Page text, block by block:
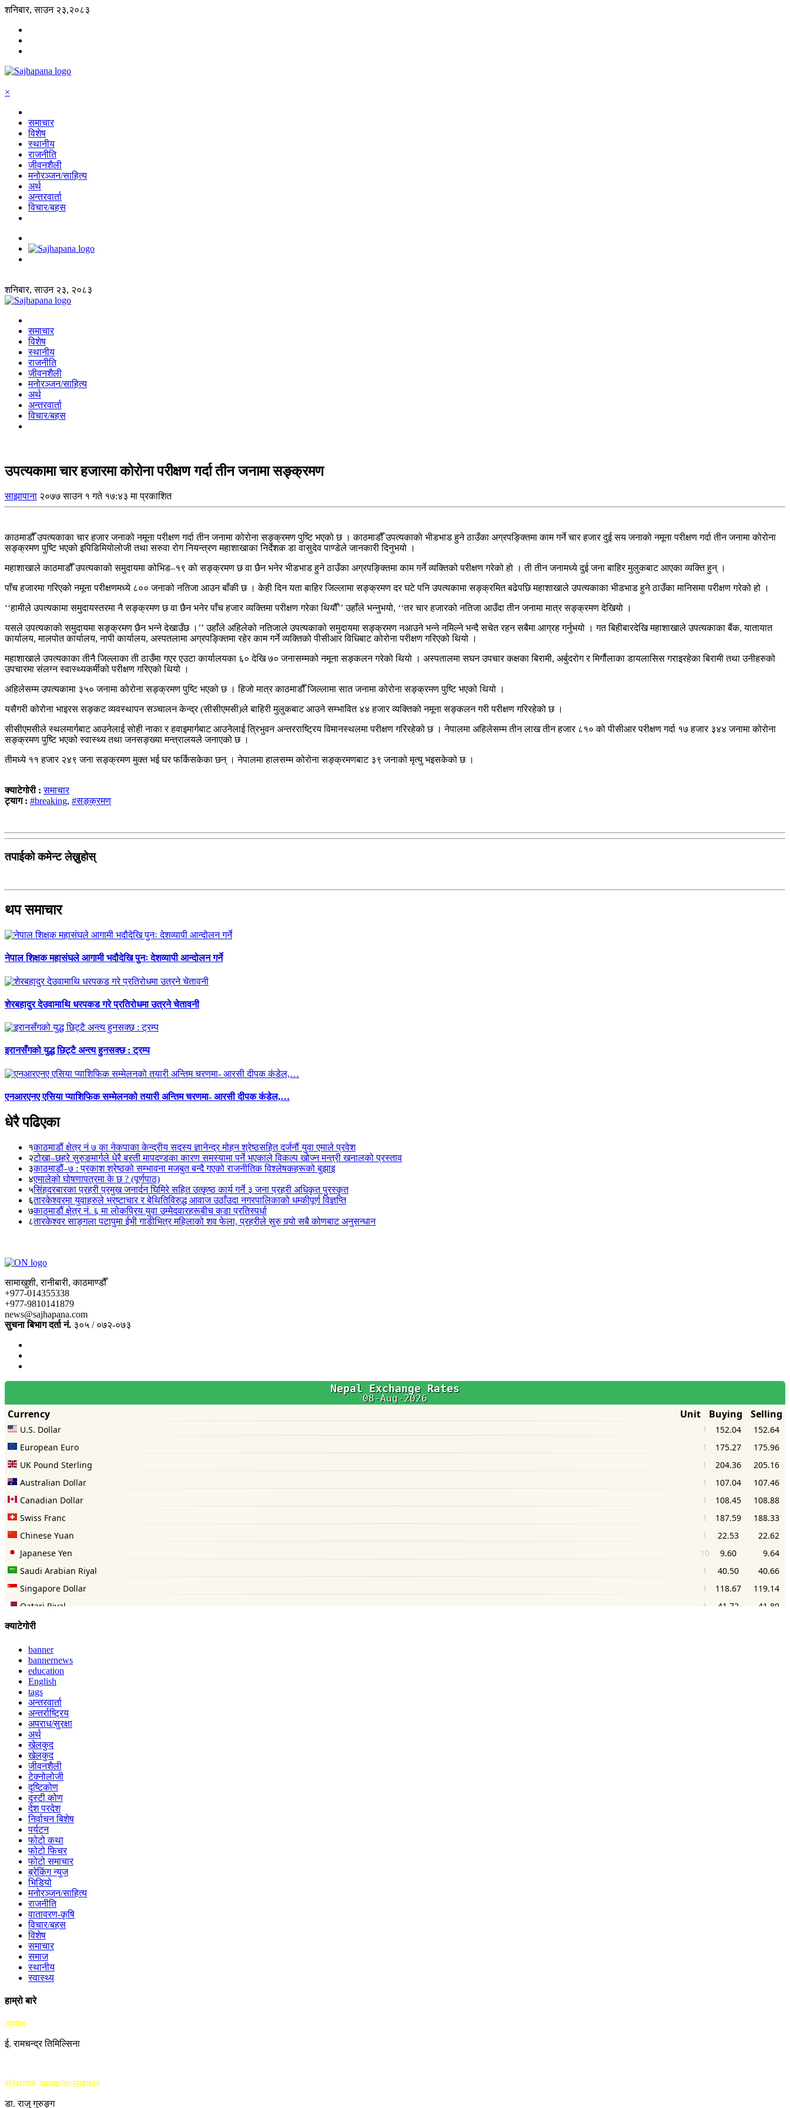
शनिबार, साउन २३,२०८३
×
समाचार
विशेष
स्थानीय
राजनीति
जीवनशैली
मनोरञ्जन/साहित्य
अर्थ
अन्तरवार्ता
विचार/बहस
शनिबार, साउन २३, २०८३
समाचार
विशेष
स्थानीय
राजनीति
जीवनशैली
मनोरञ्जन/साहित्य
अर्थ
अन्तरवार्ता
विचार/बहस
उपत्यकामा चार हजारमा कोरोना परीक्षण गर्दा तीन जनामा सङ्क्रमण
साझापाना २०७७ साउन १ गते १७:४३ मा प्रकाशित
काठमाडौँ उपत्यकाका चार हजार जनाको नमूना परीक्षण गर्दा तीन जनामा कोरोना सङ्क्रमण पुष्टि भएको छ । काठमाडौँ उपत्यकाको भीडभाड हुने ठाउँका अग्रपङ्क्तिमा काम गर्ने चार हजार दुई सय जनाको नमूना परीक्षण गर्दा तीन जनामा कोरोना
सङ्क्रमण पुष्टि भएको इपिडिमियोलोजी तथा सरुवा रोग नियन्त्रण महाशाखाका निर्देशक डा वासुदेव पाण्डेले जानकारी दिनुभयो ।
महाशाखाले काठमाडौँ उपत्यकाको समुदायमा कोभिड–१९ को सङ्क्रमण छ वा छैन भनेर भीडभाड हुने ठाउँका अग्रपङ्क्तिमा काम गर्ने व्यक्तिको परीक्षण गरेको हो । ती तीन जनामध्ये दुई जना बाहिर मुलुकबाट आएका व्यक्ति हुन् ।
पाँच हजारमा गरिएको नमूना परीक्षणमध्ये ८०० जनाको नतिजा आउन बाँकी छ । केही दिन यता बाहिर जिल्लामा सङ्क्रमण दर घटे पनि उपत्यकामा सङ्क्रमित बढेपछि महाशाखाले उपत्यकाका भीडभाड हुने ठाउँका मानिसमा परीक्षण गरेको हो ।
‘‘हामीले उपत्यकामा समुदायस्तरमा नै सङ्क्रमण छ वा छैन भनेर पाँच हजार व्यक्तिमा परीक्षण गरेका थियौँ’’ उहाँले भन्नुभयो, ‘‘तर चार हजारको नतिजा आउँदा तीन जनामा मात्र सङ्क्रमण देखियो ।
यसले उपत्यकाको समुदायमा सङ्क्रमण छैन भन्ने देखाउँछ ।’’ उहाँले अहिलेको नतिजाले उपत्यकाको समुदायमा सङ्क्रमण नआउने भन्ने नमिल्ने भन्दै सचेत रहन सबैमा आग्रह गर्नुभयो । गत बिहीबारदेखि महाशाखाले उपत्यकाका बैंक, यातायात
कार्यालय, मालपोत कार्यालय, नापी कार्यालय, अस्पतलामा अग्रपङ्क्तिमा रहेर काम गर्ने व्यक्तिको पीसीआर विधिबाट कोरोना परीक्षण गरिएको थियो ।
महाशाखाले उपत्यकाका तीनै जिल्लाका ती ठाउँमा गएर एउटा कार्यालयका ६० देखि ७० जनासम्मको नमूना सङ्कलन गरेको थियो । अस्पतालमा सघन उपचार कक्षका बिरामी, अर्बुदरोग र मिर्गौलाका डायलासिस गराइरहेका बिरामी तथा उनीहरुको
उपचारमा संलग्न स्वास्थ्यकर्मीको परीक्षण गरिएको थियो ।
अहिलेसम्म उपत्यकामा ३५० जनामा कोरोना सङ्क्रमण पुष्टि भएको छ । हिजो मात्र काठमाडौँ जिल्लामा सात जनामा कोरोना सङ्क्रमण पुष्टि भएको थियो ।
यसैगरी कोरोना भाइरस सङ्कट व्यवस्थापन सञ्चालन केन्द्र (सीसीएमसी)ले बाहिरी मुलुकबाट आउने सम्भावित ४४ हजार व्यक्तिको नमूना सङ्कलन गरी परीक्षण गरिरहेको छ ।
सीसीएमसीले स्थलमार्गबाट आउनेलाई सोही नाका र हवाइमार्गबाट आउनेलाई त्रिभुवन अन्तरराष्ट्रिय विमानस्थलमा परीक्षण गरिरहेको छ । नेपालमा अहिलेसम्म तीन लाख तीन हजार ८१० को पीसीआर परीक्षण गर्दा १७ हजार ३४४ जनामा कोरोना
सङ्क्रमण पुष्टि भएको स्वास्थ्य तथा जनसङ्ख्या मन्त्रालयले जनाएको छ ।
तीमध्ये ११ हजार २४९ जना सङ्क्रमण मुक्त भई घर फर्किसकेका छन् । नेपालमा हालसम्म कोरोना सङ्क्रमणबाट ३९ जनाको मृत्यु भइसकेको छ ।
क्याटेगोरी :समाचार
ट्याग : #breaking, #सङ्क्रमण
तपाईको कमेन्ट लेख्नुहोस्
थप समाचार
नेपाल शिक्षक महासंघले आगामी भदौदेखि पुनः देशव्यापी आन्दोलन गर्ने
शेरबहादुर देउवामाथि धरपकड गरे प्रतिरोधमा उत्रने चेतावनी
इरानसँगको युद्ध छिट्टै अन्त्य हुनसक्छ : ट्रम्प
एनआरएनए एसिया प्याशिफिक सम्मेलनको तयारी अन्तिम चरणमा- आरसी दीपक कंडेल,…
धेरै पढिएका
१काठमाडौं क्षेत्र नं ७ का नेकपाका केन्द्रीय सदस्य ज्ञानेन्द्र मोहन श्रेष्ठसहित दर्जनौं युवा एमाले प्रवेश
२टोखा–छहरे सुरुङमार्गले धेरै बस्ती मापदण्डका कारण समस्यामा पर्ने भएकाले विकल्प खोज्न मन्त्री खनालको प्रस्ताव
३काठमाडौं–७ : प्रकाश श्रेष्ठको सम्भावना मजबुत बन्दै गएको राजनीतिक विश्लेषकहरूको बुझाइ
४एमालेको घोषणापत्रमा के छ ? (पूर्णपाठ)
५सिंहदरबारका प्रहरी प्रमुख जनार्दन घिमिरे सहित उत्कृष्ठ कार्य गर्ने ३ जना प्रहरी अधिकृत पुरस्कृत
६तारकेश्वरमा युवाहरुले भ्रष्टाचार र बेथितिविरुद्ध आवाज उठाँउदा नगरपालिकाको धम्कीपूर्ण विज्ञप्ति
७काठमाडौं क्षेत्र नं. ६ मा लोकप्रिय युवा उम्मेदवारहरूबीच कडा प्रतिस्पर्धा
८तारकेश्वर साङ्गला पटापुमा ईभी गाडीभित्र महिलाको शव फेला, प्रहरीले सुरु गर्‍यो सबै कोणबाट अनुसन्धान
सामाखुशी, रानीबारी, काठमाण्डौँ
+977-014355338
+977-9810141879
news@sajhapana.com
सुचना बिभाग दर्ता नं. ३०५ / ०७२-०७३
क्याटेगोरी
banner
bannernews
education
English
tags
अन्तरवार्ता
अन्तर्राष्ट्रिय
अपराध/सुरक्षा
अर्थ
खेलकुद
खेलकुद
जीवनशैली
टेक्नोलोजी
दृष्टिकोण
दृस्टी कोण
देश परदेश
निर्वाचन बिशेष
पर्यटन
फोटो कथा
फोटो फिचर
फोटो समाचार
ब्रेकिंग न्युज
भिडियो
मनोरञ्जन/साहित्य
राजनीति
वातावरण-कृषि
विचार/बहस
विशेष
समाचार
समाज
स्थानीय
स्वास्थ्य
हाम्रो बारे
अध्यक्ष
ई. रामचन्द्र तिमिल्सिना
संस्थापक अध्यक्ष/सल्लाहकार
डा. राजु गुरुङ्ग